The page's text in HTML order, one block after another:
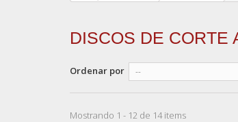
DISCOS DE CORTE
Ordenar por --
Mostrando 1 - 12 de 14 items